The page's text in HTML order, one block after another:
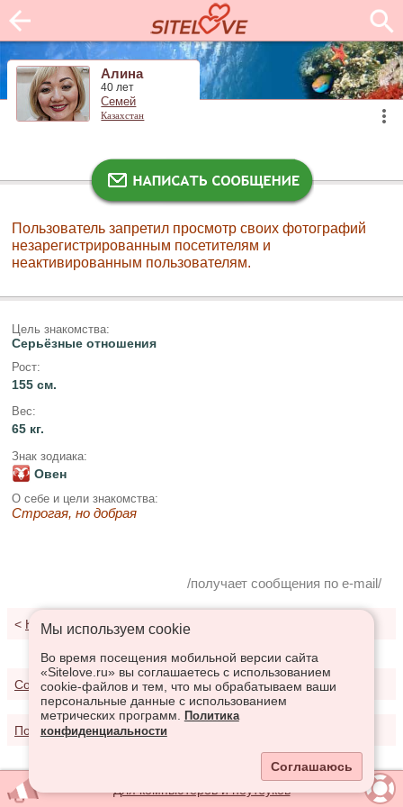
Алина
40 лет
Семей
Казахстан
Пользователь запретил просмотр своих фотографий
незарегистрированным посетителям и
неактивированным пользователям.
Цель знакомства:
Серьёзные отношения
Рост:
155 см.
Вес:
65 кг.
Знак зодиака:
Овен
О себе и цели знакомства:
Строгая, но добрая
/получает сообщения по e-mail/
< К результатам поиска
Соглашение о предоставлении услуг
Политика конфиденциальности
Мы используем сookie
Во время посещения мобильной версии сайта
«Sitelove.ru» вы соглашаетесь с использованием
cookie-файлов и тем, что мы обрабатываем ваши
персональные данные с использованием
метрических программ.
Политика
конфиденциальности
Соглашаюсь
Для компьютеров и ноутбуков